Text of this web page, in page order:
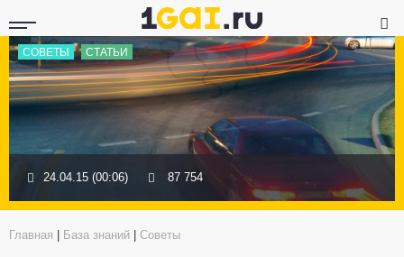
СОВЕТЫ СТАТЬИ
24.04.15 (00:06) 87 754
Главная База знаний Советы